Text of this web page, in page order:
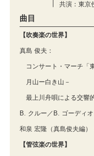
共演：東京
曲目
【吹奏楽の世界】
真島 俊夫：
コンサート・マーチ「
月山ー白き山－
最上川舟唄による交響
B. クルー／B. ゴーディ
和泉 宏隆（真島俊夫編）
【管弦楽の世界】